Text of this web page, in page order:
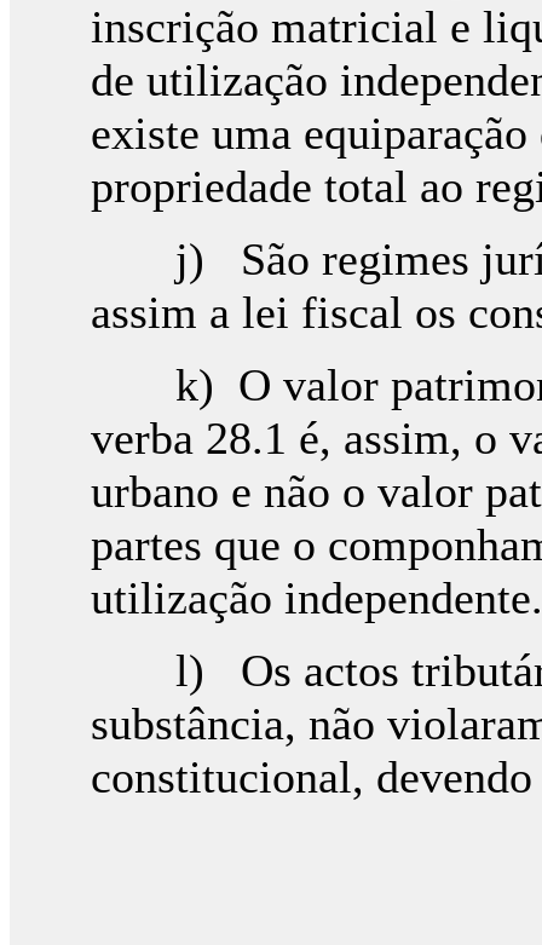
inscrição matricial e
de utilização
existe uma
propriedade total ao
j) São regimes
assim a lei fiscal os
k) O valor
verba 28.1 é, assim, o
urbano e não o valor
partes que o
utilização
l) Os actos
substância, não
constitucional,